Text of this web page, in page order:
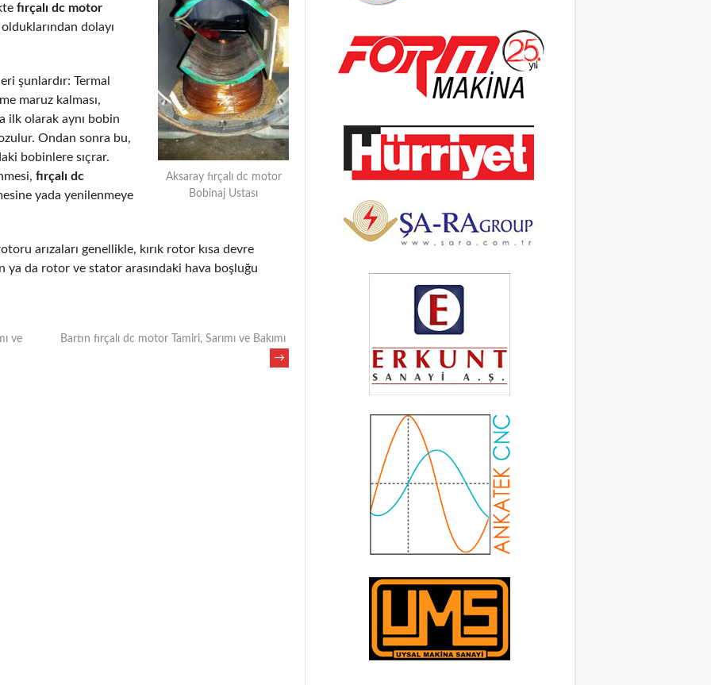
Aksaray fırçalı dc motor
Bobinaj Ustası
fırçalı dc motor
dolayı
şunlardır: Termal
maruz kalması,
ilk olarak aynı bobin
Ondan sonra bu,
bobinlere sıçrar.
fırçalı dc
yada yenilenmeye
arızaları genellikle, kırık rotor kısa devre
ya da rotor ve stator arasındaki hava boşluğu
ve
Bartın fırçalı dc motor Tamiri, Sarımı ve Bakımı
→